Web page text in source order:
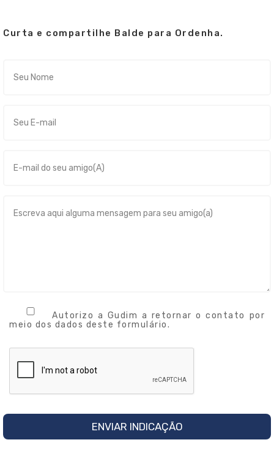
Curta e compartilhe Balde para Ordenha.
Autorizo a Gudim a retornar o contato por
meio dos dados deste formulário.